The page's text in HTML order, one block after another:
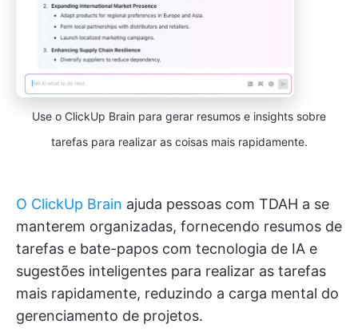
Use o ClickUp Brain para gerar resumos e insights sobre
tarefas para realizar as coisas mais rapidamente.
O ClickUp Brain ajuda pessoas com TDAH a se
manterem organizadas, fornecendo resumos de
tarefas e bate-papos com tecnologia de IA e
sugestões inteligentes para realizar as tarefas
mais rapidamente, reduzindo a carga mental do
gerenciamento de projetos.